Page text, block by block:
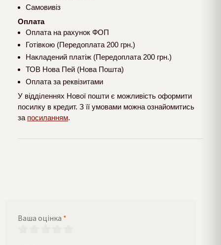
Самовивіз
Оплата
Оплата на рахунок ФОП
Готівкою (Передоплата 200 грн.)
Накладений платіж (Передоплата 200 грн.)
ТОВ Нова Пей (Нова Пошта)
Оплата за реквізитами
У відділеннях Нової пошти є можливість оформити
посилку в кредит. З її умовами можна ознайомитись
за посиланням.
Ваша оцінка *